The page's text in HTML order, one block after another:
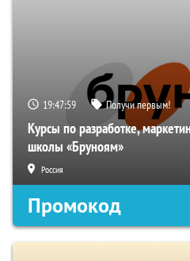
19:47:58 Получи первым!
Курсы по разработке,
школы «Бруноям»
Россия
Промокод